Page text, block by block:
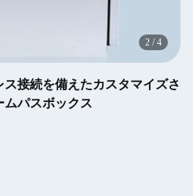
2 /4
接続を備えたカスタマイズさ
ムパスボックス